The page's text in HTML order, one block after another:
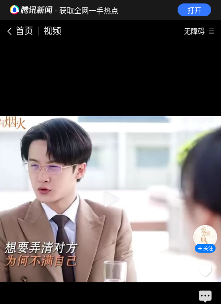
· 获取全网一手热点 打开
首页 视频 无障碍
关注